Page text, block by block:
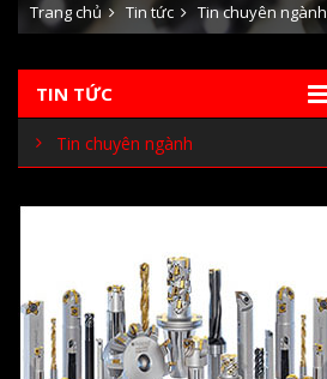
Trang chủ Tin tức Tin chuyên ngành
TIN TỨC
Tin chuyên ngành